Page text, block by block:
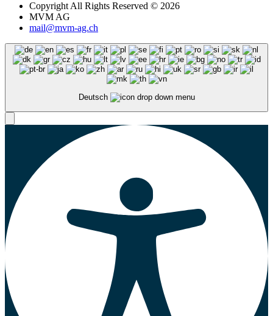
Copyright All Rights Reserved © 2026
MVM AG
mail@mvm-ag.ch
Deutsch